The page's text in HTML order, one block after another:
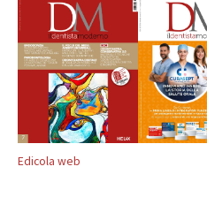
Edicola web